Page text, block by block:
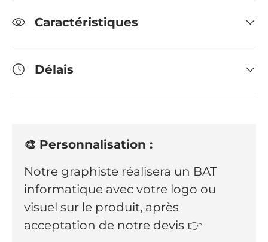
Caractéristiques
Délais
🎨 Personnalisation :
Notre graphiste réalisera un BAT
informatique avec votre logo ou
visuel sur le produit, après
acceptation de notre devis 👉